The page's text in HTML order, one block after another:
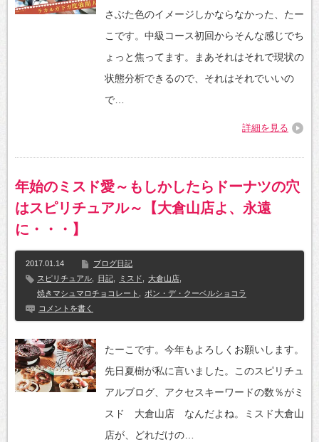
さぶた色のイメージしかならなかった、たー
こです。中級コース初回からそんな感じでち
ょっと焦ってます。まあそれはそれで現状の
状態分析できるので、それはそれでいいの
で…
詳細を見る
年始のミスド愛～もしかしたらドーナツの穴
はスピリチュアル～【大倉山店よ、永遠
に・・・】
2017.01.14
ブログ日記
スピリチュアル
日記 ミスド 大倉山店
焼きマシュマロチョコレート
ポン・デ・クーベルショコラ
コメントを書く
たーこです。今年もよろしくお願いします。
先日夏樹が私に言いました。このスピリチュ
アルブログ、アクセスキーワードの数％がミ
スド 大倉山店 なんだよね。ミスド大倉山
店が、どれだけの…